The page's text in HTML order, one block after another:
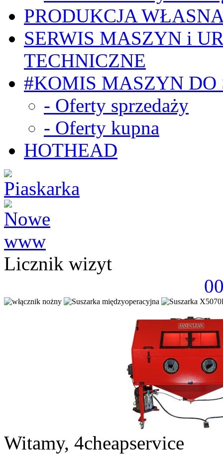
PRODUKCJA
SERWIS MASZYN i
TECHNICZNE
#KOMIS MASZYN DO
- Oferty sprzedaży
- Oferty kupna
HOTHEAD
Licznik wizyt
Witamy, 4cheapservice